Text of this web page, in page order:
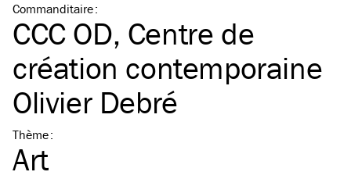
Commanditaire:
CCC OD, Centre de
création contemporaine
Olivier Debré
Thème:
Art